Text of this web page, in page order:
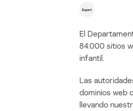
El
84.000 sitios
infantil.
Las
dominios web
llevando